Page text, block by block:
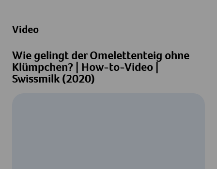
Video
Wie gelingt der Omelettenteig ohne
Klümpchen? | How-to-Video |
Swissmilk (2020)